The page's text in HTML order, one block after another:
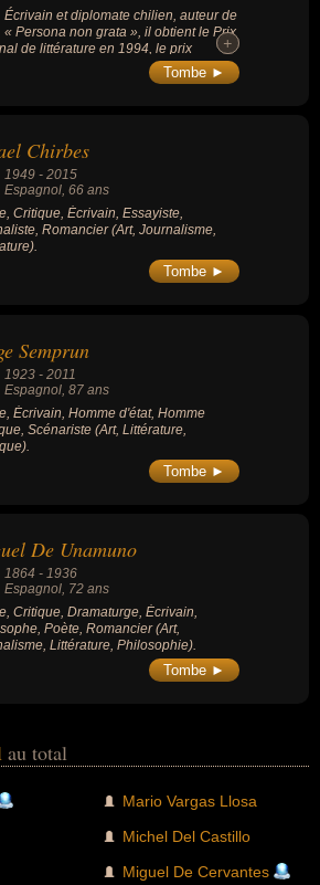
Écrivain et diplomate chilien, auteur de
« Persona non grata », il obtient le Prix
de littérature en 1994, le prix
pour l’ensemble de son œuvre en
et avait servi la diplomatie chilienne
+
+
Tombe ►
Chirbes
1949 - 2015
Espagnol, 66 ans
Critique, Écrivain, Essayiste,
Romancier (Art, Journalisme,
Tombe ►
Semprun
1923 - 2011
Espagnol, 87 ans
Écrivain, Homme d'état, Homme
Scénariste (Art, Littérature,
Tombe ►
De Unamuno
1864 - 1936
Espagnol, 72 ans
Critique, Dramaturge, Écrivain,
Poète, Romancier (Art,
Littérature, Philosophie).
Tombe ►
au total
Mario Vargas Llosa
Michel Del Castillo
Miguel De Cervantes